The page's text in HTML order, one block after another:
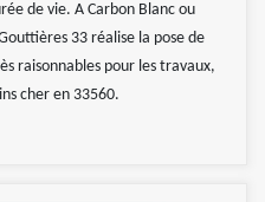
de vie. A Carbon Blanc ou
33 réalise la pose de
raisonnables pour les travaux,
cher en 33560.